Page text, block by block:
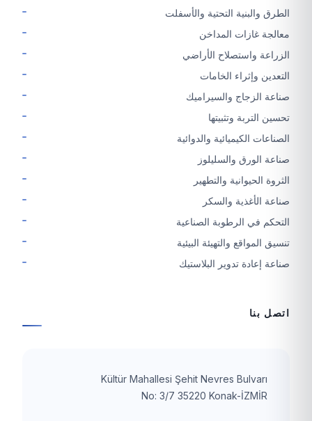
الطرق والبنية التحتية والأسفلت
معالجة غازات المداخن
الزراعة واستصلاح الأراضي
التعدين وإثراء الخامات
صناعة الزجاج والسيراميك
تحسين التربة وتثبيتها
الصناعات الكيميائية والدوائية
صناعة الورق والسليلوز
الثروة الحيوانية والتطهير
صناعة الأغذية والسكر
التحكم في الرطوبة الصناعية
تنسيق المواقع والتهيئة البيئية
صناعة إعادة تدوير البلاستيك
اتصل بنا
Kültür Mahallesi Şehit Nevres Bulvarı
No: 3/7 35220 Konak-İZMİR